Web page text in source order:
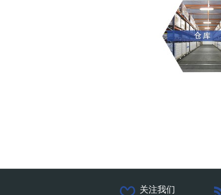
关注我们